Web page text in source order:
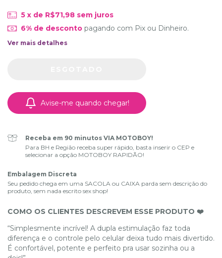
5 x de R$71,98 sem juros
6% de descontopagando com Pix ou Dinheiro.
Ver mais detalhes
Avise-me quando chegar!
Receba em 90 minutos VIA MOTOBOY!
Para BH e Região receba super rápido, basta inserir o CEP e
selecionar a opção MOTOBOY RAPIDÃO!
Embalagem Discreta
Seu pedido chega em uma SACOLA ou CAIXA parda sem descrição do
produto, sem nada escrito sex shop!
COMO OS CLIENTES DESCREVEM ESSE PRODUTO ❤️
“Simplesmente incrível! A dupla estimulação faz toda
diferença e o controle pelo celular deixa tudo mais divertido.
É confortável, potente e perfeito pra usar sozinha ou a